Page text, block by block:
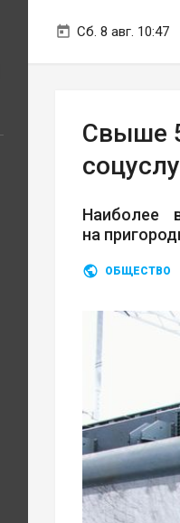
Сб. 8 авг. 10:47
Свыше
Наиболее
на
ОБЩЕСТВО